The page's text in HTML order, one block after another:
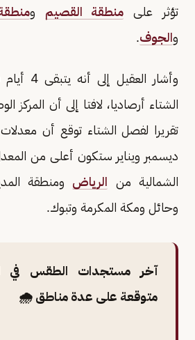
تؤثر على منطقة القصيم و
والجوف.
وأشار
الشتاء أرصاديا، لافتا إلى أن المركز
تقريرا لفصل الشتاء توقع أن
ديسمبر ويناير ستكون أعلى من
الشمالية من الرياض ومنطقة
وحائل ومكة المكرمة وتبوك.
آخر مستجدات الطقس في
متوقعة على عدة مناطق 🌧️